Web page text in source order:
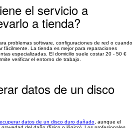
el servicio a
a tienda?
problemas software, configuraciones de red o cuando
fácilmente. La tienda es mejor para reparaciones
especializadas. El domicilio suele costar 20 - 50 €
verificar el entorno de trabajo.
datos de un disco
datos de un disco duro dañado , aunque el